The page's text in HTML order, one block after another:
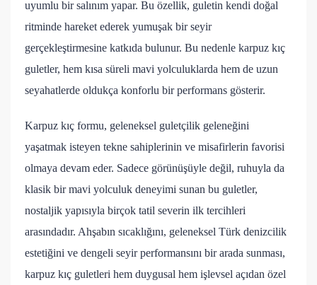
uyumlu bir salınım yapar. Bu özellik, guletin kendi doğal
ritminde hareket ederek yumuşak bir seyir
gerçekleştirmesine katkıda bulunur. Bu nedenle karpuz kıç
guletler, hem kısa süreli mavi yolculuklarda hem de uzun
seyahatlerde oldukça konforlu bir performans gösterir.
Karpuz kıç formu, geleneksel guletçilik geleneğini
yaşatmak isteyen tekne sahiplerinin ve misafirlerin favorisi
olmaya devam eder. Sadece görünüşüyle değil, ruhuyla da
klasik bir mavi yolculuk deneyimi sunan bu guletler,
nostaljik yapısıyla birçok tatil severin ilk tercihleri
arasındadır. Ahşabın sıcaklığını, geleneksel Türk denizcilik
estetiğini ve dengeli seyir performansını bir arada sunması,
karpuz kıç guletleri hem duygusal hem işlevsel açıdan özel